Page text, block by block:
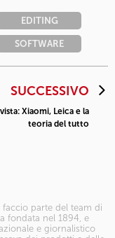
EDITING
SOFTWARE
SUCCESSIVO
Xiaomi, Leica e la
teoria del tutto
parte del team di
fondata nel 1894, e
e giornalistico